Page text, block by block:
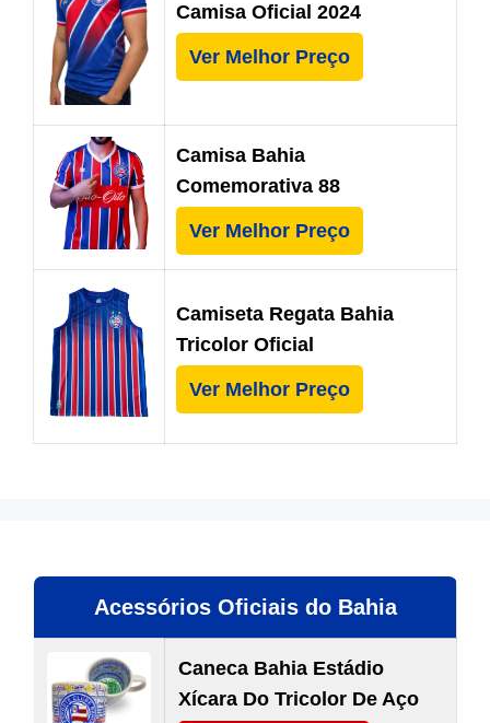
Camisa Oficial 2024
Ver Melhor Preço
Camisa Bahia
Comemorativa 88
Ver Melhor Preço
Camiseta Regata Bahia
Tricolor Oficial
Ver Melhor Preço
Acessórios Oficiais do Bahia
Caneca Bahia Estádio
Xícara Do Tricolor De Aço